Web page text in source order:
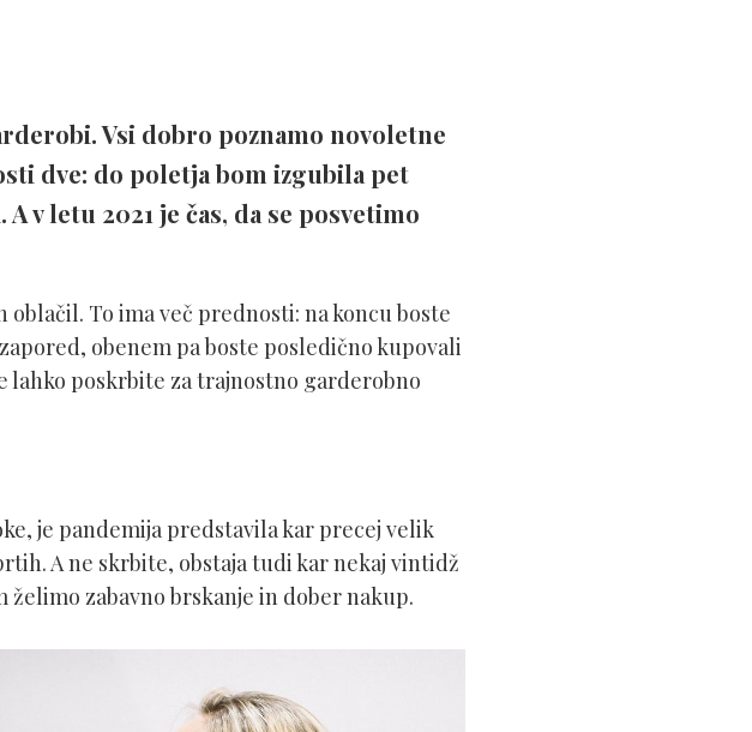
Vsi dobro poznamo novoletne
dve: do poletja bom izgubila pet
v letu 2021 je čas, da se posvetimo
To ima več prednosti: na koncu boste
obenem pa boste posledično kupovali
lahko poskrbite za trajnostno garderobno
je pandemija predstavila kar precej velik
A ne skrbite, obstaja tudi kar nekaj vintidž
zabavno brskanje in dober nakup.